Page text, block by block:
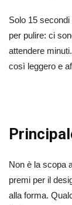
Solo 15
per pulire: ci
attendere
così leggero e
Non è la scopa
premi per il
alla forma.